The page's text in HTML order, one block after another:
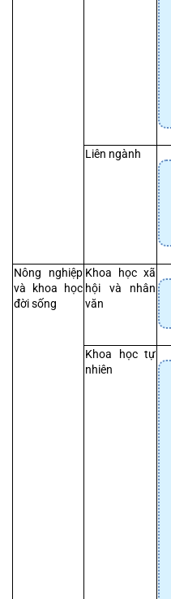
Liên ngành
Nông nghiệp
và khoa học
đời sống
Khoa học xã
hội và nhân
văn
Khoa học tự
nhiên